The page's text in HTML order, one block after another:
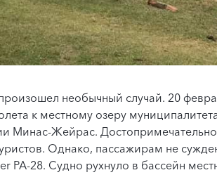
необычный случай. 20
к местному озеру
Минас-Жейрас.
Однако, пассажирам не
PA-28. Судно рухнуло в бассейн